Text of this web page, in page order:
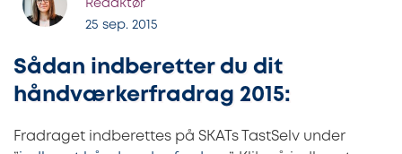
Redaktør
25 sep. 2015
Sådan indberetter du dit
håndværkerfradrag 2015:
Fradraget indberettes på SKATs TastSelv under